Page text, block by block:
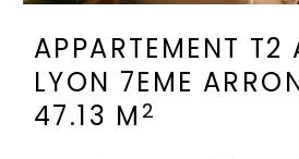
APPARTEMENT T2
LYON 7EME
47.13 M 2